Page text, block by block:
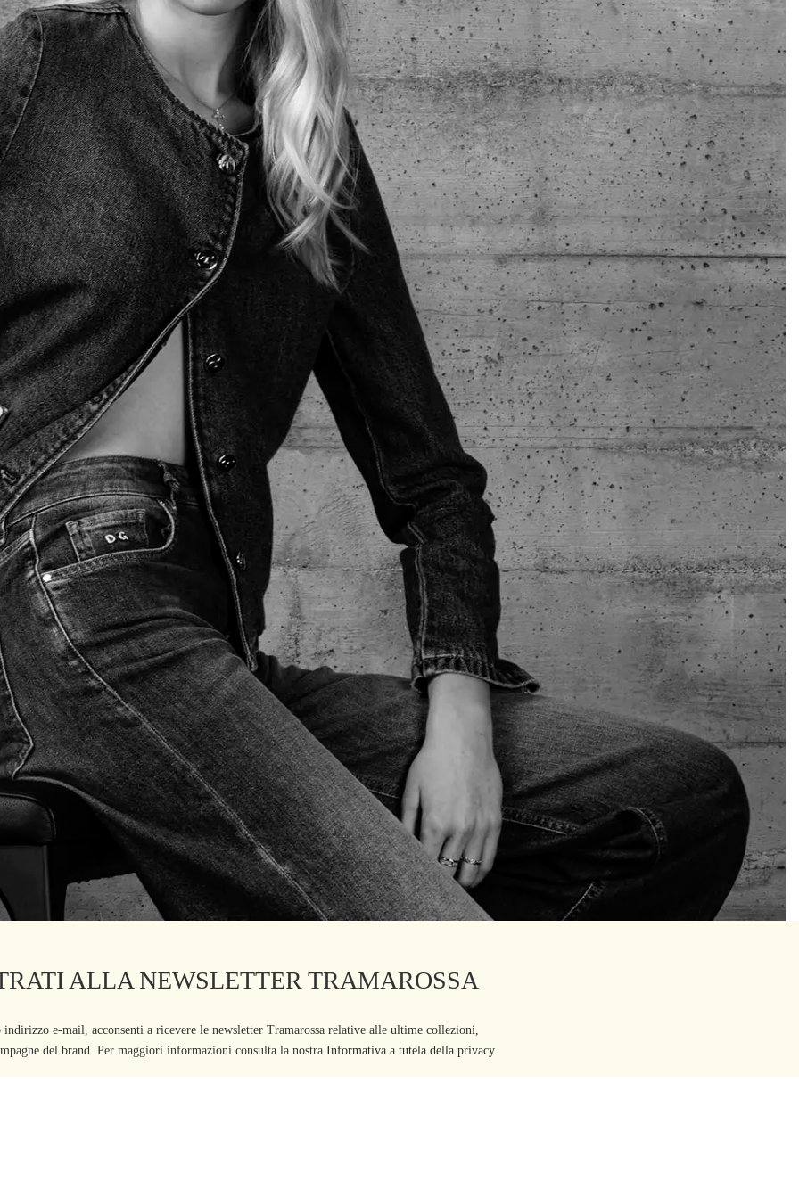
ALLA NEWSLETTER TRAMAROSSA
e-mail, acconsenti a ricevere le newsletter Tramarossa relative alle ultime collezioni,
del brand. Per maggiori informazioni consulta la nostra Informativa a tutela della privacy.